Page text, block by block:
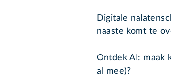
Digitale
naaste komt te
Ontdek AI: maak
al mee)?